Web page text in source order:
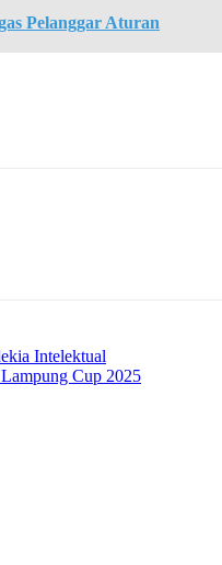
Pelanggar Aturan
Intelektual
Cup 2025